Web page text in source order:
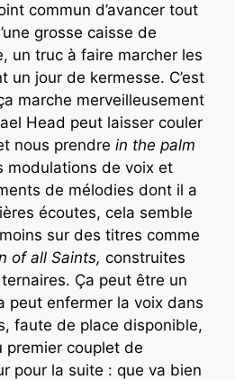
commun d’avancer tout
grosse caisse de
un truc à faire marcher les
un jour de kermesse. C’est
marche merveilleusement
Head peut laisser couler
nous prendre in the palm
modulations de voix et
de mélodies dont il a
écoutes, cela semble
sur des titres comme
of all Saints, construites
Ça peut être un
peut enfermer la voix dans
faute de place disponible,
premier couplet de
pour la suite : que va bien